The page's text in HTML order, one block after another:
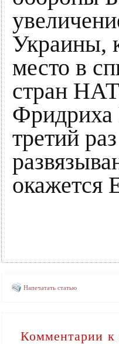
Украины,
место в
стран
Фридриха
третий
окажется
Напечатать статью
Комментарии к